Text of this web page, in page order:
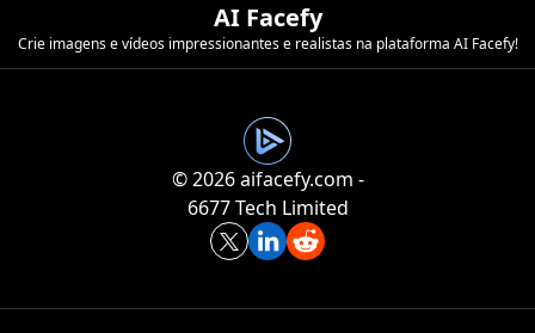
AI Facefy
Crie imagens e vídeos impressionantes e realistas na plataforma AI Facefy!
©️ 2026 aifacefy.com -
6677 Tech Limited